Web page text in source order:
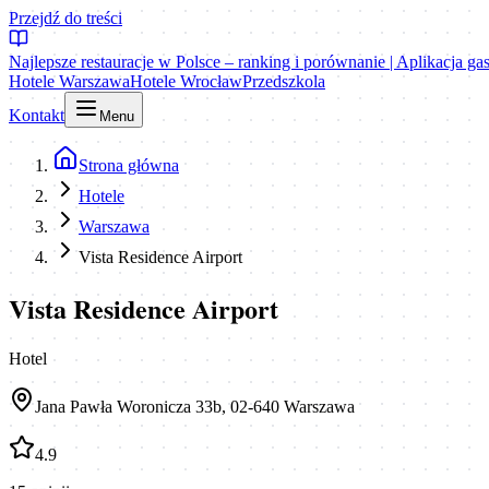
Przejdź do treści
Najlepsze restauracje w Polsce – ranking i porównanie | Aplikacja
Hotele WarszawaHotele WrocławPrzedszkola
Kontakt
Menu
Strona główna
Hotele
Warszawa
Vista Residence Airport
Vista Residence Airport
Hotel
Jana Pawła Woronicza 33b, 02-640 Warszawa
4.9